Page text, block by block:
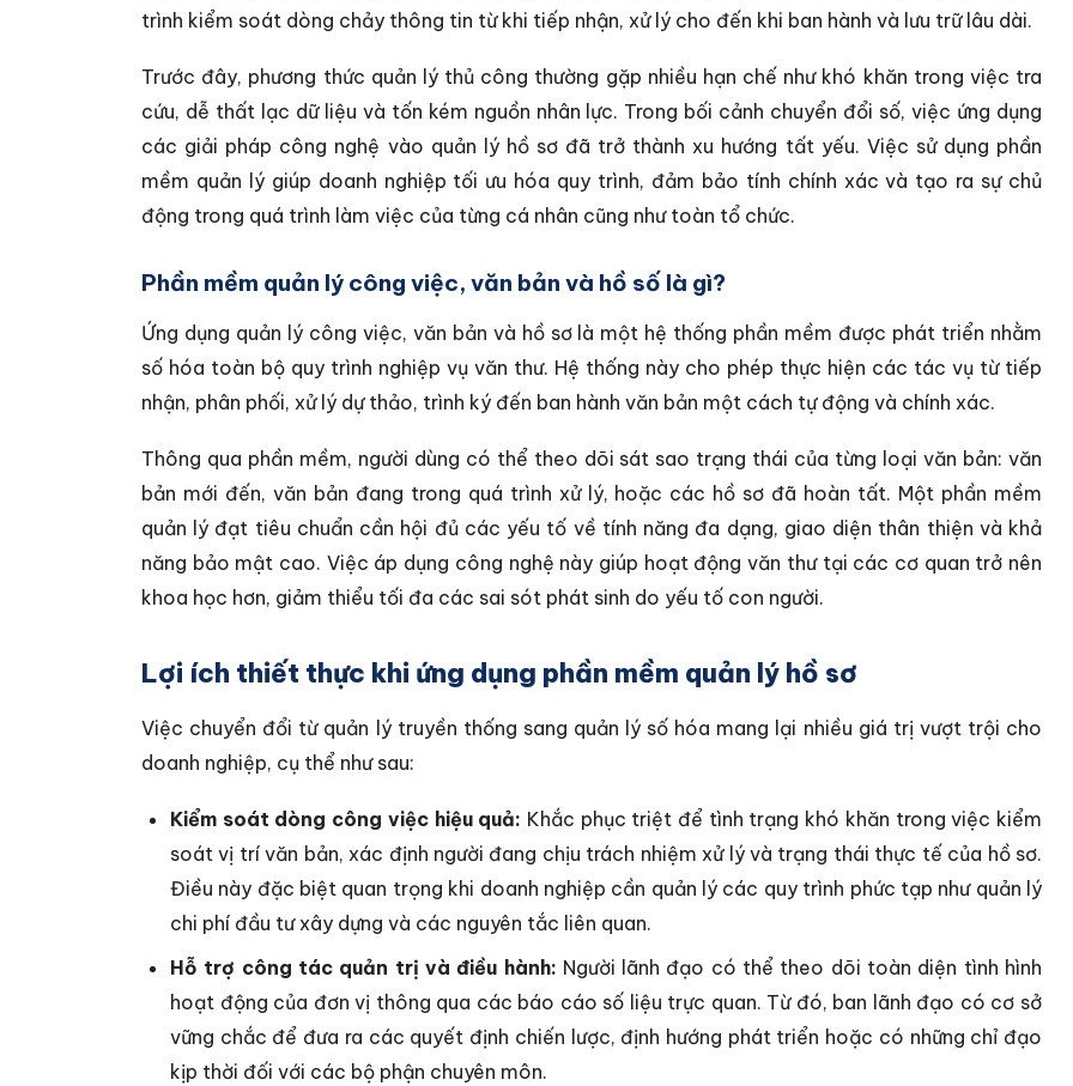
trình kiểm soát dòng chảy thông tin từ khi tiếp nhận, xử lý cho đến khi ban hành và lưu trữ lâu dài.
Trước đây, phương thức quản lý thủ công thường gặp nhiều hạn chế như khó khăn trong việc tra
cứu, dễ thất lạc dữ liệu và tốn kém nguồn nhân lực. Trong bối cảnh chuyển đổi số, việc ứng dụng
các giải pháp công nghệ vào quản lý hồ sơ đã trở thành xu hướng tất yếu. Việc sử dụng phần
mềm quản lý giúp doanh nghiệp tối ưu hóa quy trình, đảm bảo tính chính xác và tạo ra sự chủ
động trong quá trình làm việc của từng cá nhân cũng như toàn tổ chức.
Phần mềm quản lý công việc, văn bản và hồ số là gì?
Ứng dụng quản lý công việc, văn bản và hồ sơ là một hệ thống phần mềm được phát triển nhằm
số hóa toàn bộ quy trình nghiệp vụ văn thư. Hệ thống này cho phép thực hiện các tác vụ từ tiếp
nhận, phân phối, xử lý dự thảo, trình ký đến ban hành văn bản một cách tự động và chính xác.
Thông qua phần mềm, người dùng có thể theo dõi sát sao trạng thái của từng loại văn bản: văn
bản mới đến, văn bản đang trong quá trình xử lý, hoặc các hồ sơ đã hoàn tất. Một phần mềm
quản lý đạt tiêu chuẩn cần hội đủ các yếu tố về tính năng đa dạng, giao diện thân thiện và khả
năng bảo mật cao. Việc áp dụng công nghệ này giúp hoạt động văn thư tại các cơ quan trở nên
khoa học hơn, giảm thiểu tối đa các sai sót phát sinh do yếu tố con người.
Lợi ích thiết thực khi ứng dụng phần mềm quản lý hồ sơ
Việc chuyển đổi từ quản lý truyền thống sang quản lý số hóa mang lại nhiều giá trị vượt trội cho
doanh nghiệp, cụ thể như sau:
Kiểm soát dòng công việc hiệu quả: Khắc phục triệt để tình trạng khó khăn trong việc kiểm
soát vị trí văn bản, xác định người đang chịu trách nhiệm xử lý và trạng thái thực tế của hồ sơ.
Điều này đặc biệt quan trọng khi doanh nghiệp cần quản lý các quy trình phức tạp như quản lý
chi phí đầu tư xây dựng và các nguyên tắc liên quan.
Hỗ trợ công tác quản trị và điều hành: Người lãnh đạo có thể theo dõi toàn diện tình hình
hoạt động của đơn vị thông qua các báo cáo số liệu trực quan. Từ đó, ban lãnh đạo có cơ sở
vững chắc để đưa ra các quyết định chiến lược, định hướng phát triển hoặc có những chỉ đạo
kịp thời đối với các bộ phận chuyên môn.